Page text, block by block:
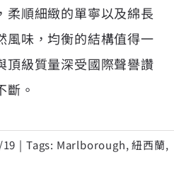
柔順細緻的單寧以及綿長
風味，均衡的結構值得一
頂級質量深受國際聲譽讚
斷。
| Tags: Marlborough,紐西蘭,